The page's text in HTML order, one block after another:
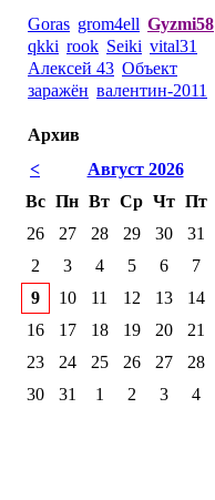
Goras grom4ell Gyzmi58
qkki rook Seiki vital31
Алексей 43 Объект
заражён валентин-2011
Архив
<
Август 2026
Вс Пн Вт Ср Чт Пт
26
27 28 29 30 31
2
3 4 5 6 7
9
10 11 12 13 14
16
17 18 19 20 21
23
24 25 26 27 28
30
31 1 2 3 4